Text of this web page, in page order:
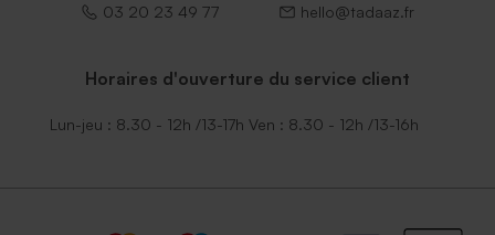
03 20 23 49 77 hello@tadaaz.fr
Horaires d'ouverture du service client
Lun-jeu : 8.30 - 12h /13-17h Ven : 8.30 - 12h /13-16h